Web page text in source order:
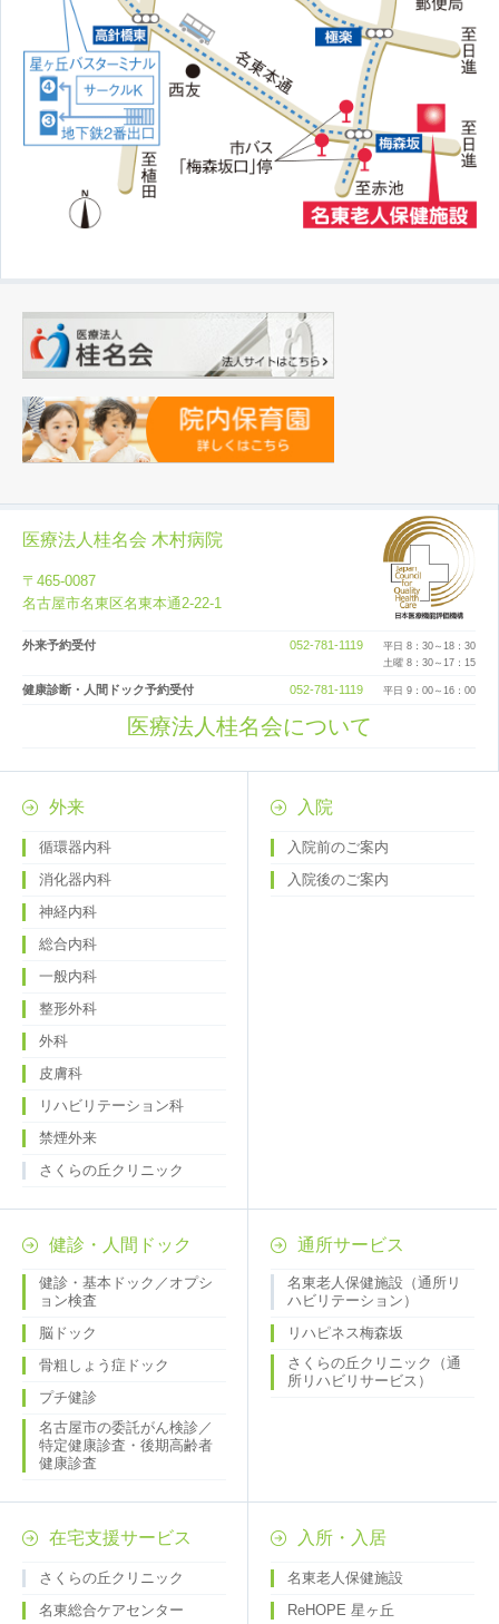
医療法人桂名会 木村病院
〒465-0087
名古屋市名東区名東本通2-22-1
外来予約受付 052-781-1119
平日 8：30～18：30
土曜 8：30～17：15
健康診断・人間ドック予約受付 052-781-1119 平日 9：00～16：00
医療法人桂名会について
外来
循環器内科
消化器内科
神経内科
総合内科
一般内科
整形外科
外科
皮膚科
リハビリテーション科
禁煙外来
さくらの丘クリニック
入院
入院前のご案内
入院後のご案内
健診・人間ドック
健診・基本ドック／オプシ
ョン検査
脳ドック
骨粗しょう症ドック
プチ健診
名古屋市の委託がん検診／
特定健康診査・後期高齢者
健康診査
通所サービス
名東老人保健施設（通所リ
ハビリテーション）
リハピネス梅森坂
さくらの丘クリニック（通
所リハビリサービス）
在宅支援サービス
さくらの丘クリニック
名東総合ケアセンター
入所・入居
名東老人保健施設
ReHOPE 星ヶ丘